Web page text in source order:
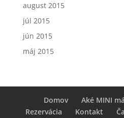
august 2015
júl 2015
jún 2015
máj 2015
Domov Aké MINI
Rezervácia
Kontakt